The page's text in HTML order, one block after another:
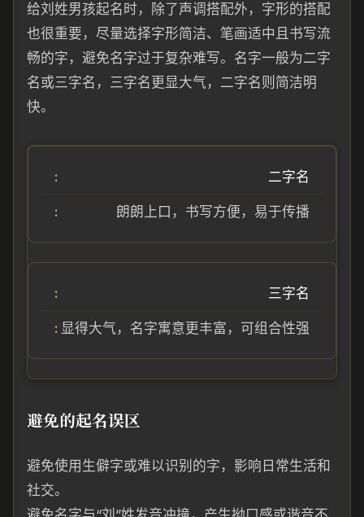
给刘姓男孩起名时，除了声调搭配外，字形的搭配
也很重要，尽量选择字形简洁、笔画适中且书写流
畅的字，避免名字过于复杂难写。名字一般为二字
名或三字名，三字名更显大气，二字名则简洁明
快。
二字名
朗朗上口，书写方便，易于传播
三字名
显得大气，名字寓意更丰富，可组合性强
避免的起名误区
避免使用生僻字或难以识别的字，影响日常生活和
社交。